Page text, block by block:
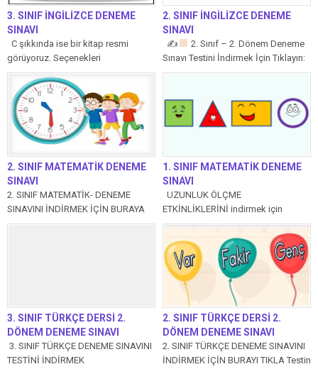
3. SINIF İNGİLİZCE DENEME
SINAVI
C şıkkında ise bir kitap resmi
görüyoruz. Seçenekleri
incelediğimizde araba = car
eşleştirmesi doğrudur.B...
2. SINIF İNGİLİZCE DENEME
SINAVI
✍
2. Sınıf – 2. Dönem Deneme
Sınavı Testini İndirmek İçin Tıklayın:
Testin Çözümlerini Aşağıdaki...
2. SINIF MATEMATİK DENEME
SINAVI
2. SINIF MATEMATİK- DENEME
SINAVINI İNDİRMEK İÇİN BURAYA
TIKLA SIVI ÖLÇME
1. SINIF MATEMATİK DENEME
SINAVI
UZUNLUK ÖLÇME
ETKİNLİKLERİNİ indirmek için
tıklayın Geometrik Örüntüler testini
indirmek için tıklayın 1. Sınıf...
3. SINIF TÜRKÇE DERSİ 2.
DÖNEM DENEME SINAVI
3. SINIF TÜRKÇE DENEME SINAVINI
TESTİNİ İNDİRMEK
2. SINIF TÜRKÇE DERSİ 2.
DÖNEM DENEME SINAVI
2. SINIF TÜRKÇE DENEME SINAVINI
İNDİRMEK İÇİN BURAYI TIKLA Testin